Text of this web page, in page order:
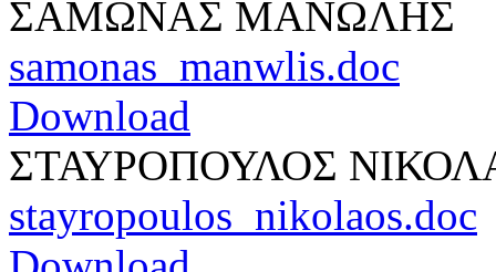
ΣΑΜΩΝΑΣ ΜΑΝΩΛΗΣ
samonas_manwlis.doc
Download
ΣΤΑΥΡΟΠΟΥΛΟΣ
stayropoulos_nikolaos.doc